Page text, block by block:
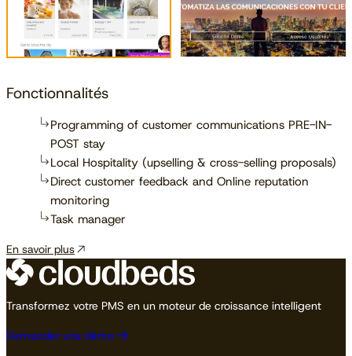
Fonctionnalités
Programming of customer communications PRE-IN-
POST stay
Local Hospitality (upselling & cross-selling proposals)
Direct customer feedback and Online reputation
monitoring
Task manager
En savoir plus
Transformez votre PMS en un moteur de croissance intelligent
Demander une démo